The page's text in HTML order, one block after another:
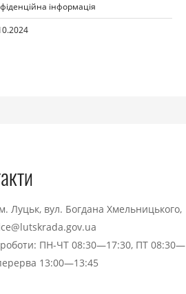
інформація
Луцьк, вул. Богдана Хмельницького,
роботи: ПН-ЧТ 08:30—17:30, ПТ 08:30—
13:00—13:45